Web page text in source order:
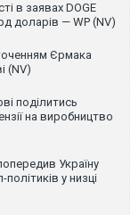
в заявах DOGE
доларів — WP (NV)
Єрмака
(NV)
поділитись
на виробництво
Україну
у низці